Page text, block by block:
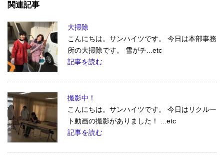
関連記事
大掃除
こんにちは。サンハイツです。 今日は本部事務
所の大掃除です。 雪がチ...etc
記事を読む
撮影中！
こんにちは。サンハイツです。 今日はリクルー
ト動画の撮影がありました！ ...etc
記事を読む